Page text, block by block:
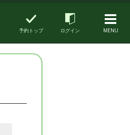
予約トップ ログイン MENU